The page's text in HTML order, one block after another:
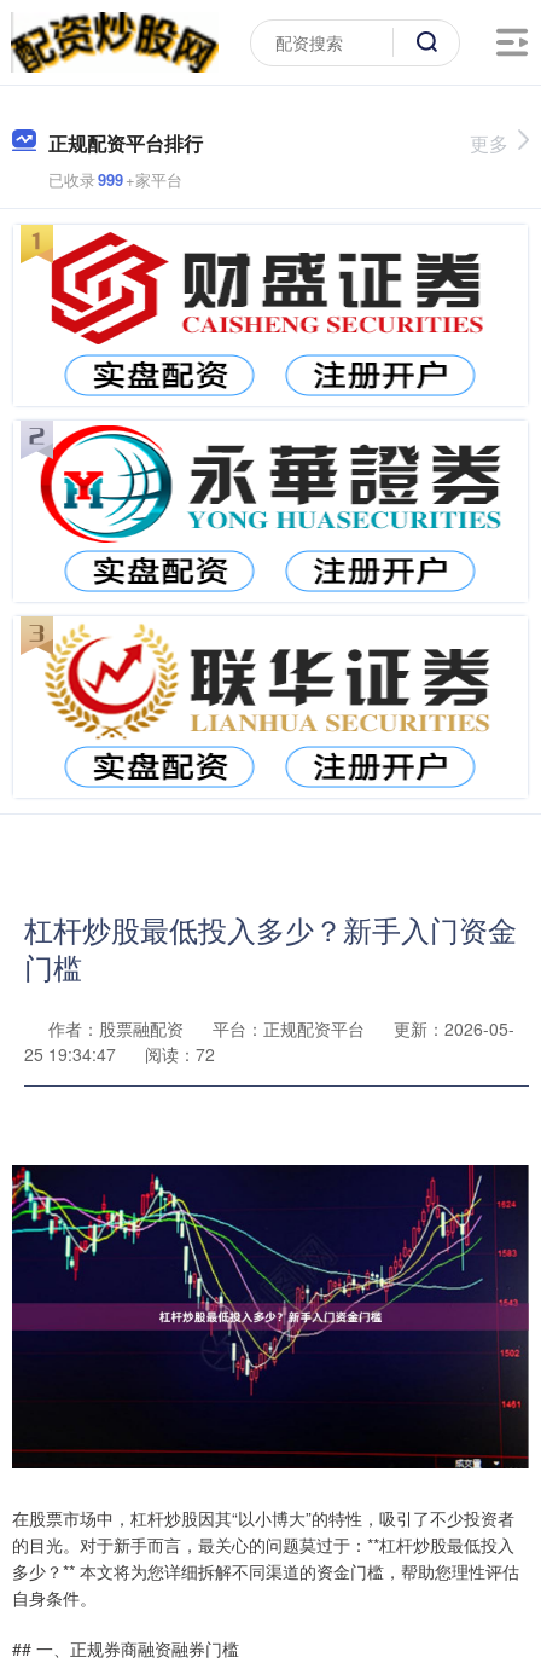
正规配资平台排行
已收录999+家平台
更多
杠杆炒股最低投入多少？新手入门资金
门槛
作者：股票融配资 平台：正规配资平台
更新：2026-05-
25 19:34:47
阅读：72
在股票市场中，杠杆炒股因其“以小博大”的特性，吸引了不少投资者
的目光。对于新手而言，最关心的问题莫过于：**杠杆炒股最低投入
多少？** 本文将为您详细拆解不同渠道的资金门槛，帮助您理性评估
自身条件。
## 一、正规券商融资融券门槛